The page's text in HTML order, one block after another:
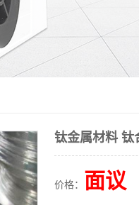
钛金属材料 钛
价格： 面议